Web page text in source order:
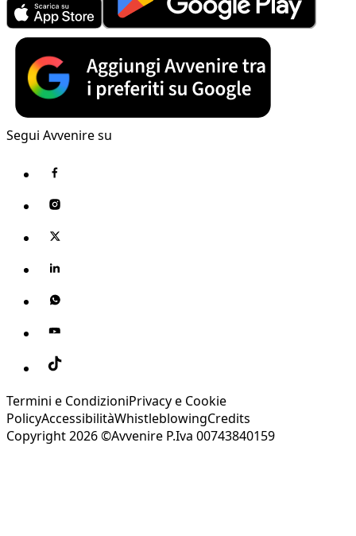
Segui Avvenire su
Termini e CondizioniPrivacy e Cookie
PolicyAccessibilitàWhistleblowingCredits
Copyright 2026 ©Avvenire P.Iva 00743840159